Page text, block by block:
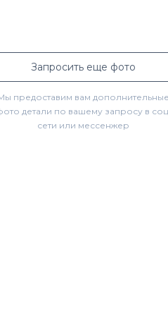
Запросить еще фото
предоставим вам дополнительные
детали по вашему запросу в соц.
сети или мессенжер